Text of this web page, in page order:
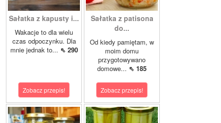
Sałatka z kapusty i...
Wakacje to dla wielu
czas odpoczynku. Dla
mnie jednak to... ⇖ 290
Zobacz przepis!
Sałatka z patisona
do...
Od kiedy pamiętam, w
moim domu
przygotowywano
domowe... ⇖ 185
Zobacz przepis!